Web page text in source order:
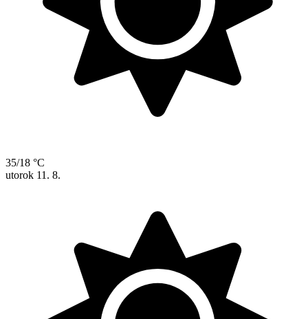
35/18 °C
utorok 11. 8.